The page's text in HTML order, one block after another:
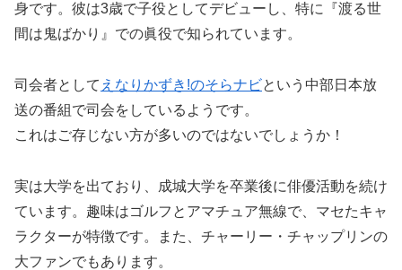
身です。彼は3歳で子役としてデビューし、特に『渡る世
間は鬼ばかり』での眞役で知られています。
司会者として えなりかずき!のそらナビという中部日本放
送の番組で司会をしているようです。
これはご存じない方が多いのではないでしょうか！
実は大学を出ており、成城大学を卒業後に俳優活動を続け
ています。趣味はゴルフとアマチュア無線で、マセたキャ
ラクターが特徴です。また、チャーリー・チャップリンの
大ファンでもあります。